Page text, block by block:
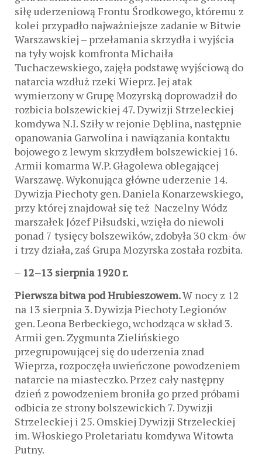
siłę uderzeniową Frontu Środkowego, któremu z
kolei przypadło najważniejsze zadanie w Bitwie
Warszawskiej – przełamania skrzydła i wyjścia
na tyły wojsk komfronta Michaiła
Tuchaczewskiego, zajęła podstawę wyjściową do
natarcia wzdłuż rzeki Wieprz. Jej atak
wymierzony w Grupę Mozyrską doprowadził do
rozbicia bolszewickiej 47. Dywizji Strzeleckiej
komdywa N.I. Sziły w rejonie Dęblina, następnie
opanowania Garwolina i nawiązania kontaktu
bojowego z lewym skrzydłem bolszewickiej 16.
Armii komarma W.P. Głagolewa oblegającej
Warszawę. Wykonująca główne uderzenie 14.
Dywizja Piechoty gen. Daniela Konarzewskiego,
przy której znajdował się też Naczelny Wódz
marszałek Józef Piłsudski, wzięła do niewoli
ponad 7 tysięcy bolszewików, zdobyła 30 ckm-ów
i trzy działa, zaś Grupa Mozyrska została rozbita.
– 12–13 sierpnia 1920 r.
Pierwsza bitwa pod Hrubieszowem.W nocy z 12
na 13 sierpnia 3. Dywizja Piechoty Legionów
gen. Leona Berbeckiego, wchodząca w skład 3.
Armii gen. Zygmunta Zielińskiego
przegrupowującej się do uderzenia znad
Wieprza, rozpoczęła uwieńczone powodzeniem
natarcie na miasteczko. Przez cały następny
dzień z powodzeniem broniła go przed próbami
odbicia ze strony bolszewickich 7. Dywizji
Strzeleckiej i 25. Omskiej Dywizji Strzeleckiej
im. Włoskiego Proletariatu komdywa Witowta
Putny.